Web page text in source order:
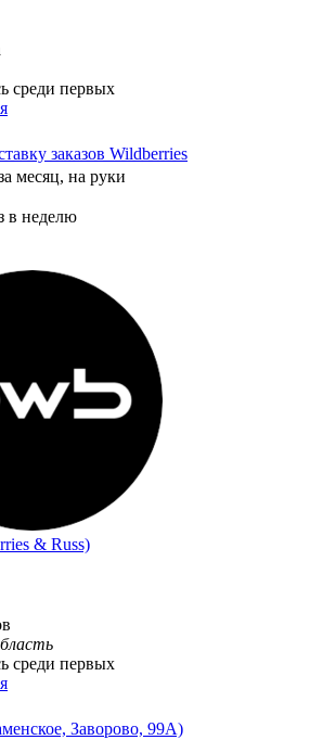
среди первых
заказов Wildberries
месяц, на руки
в неделю
& Russ)
среди первых
Заворово, 99А)